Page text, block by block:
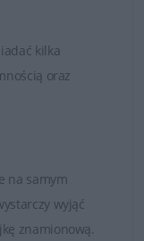
FCC,
problemów z
zawsze mogą
którzy
Na przesłane
kilka
oraz
na samym
wyjąć
znamionową.